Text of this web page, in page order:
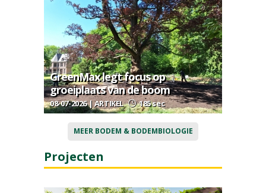
GreenMax legt focus op
groeiplaats van de boom
08-07-2026 | ARTIKEL 185 sec
MEER BODEM & BODEMBIOLOGIE
Projecten